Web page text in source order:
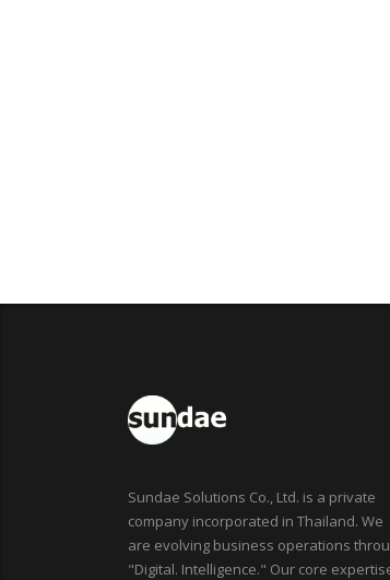
Sundae Solutions Co., Ltd. is a private
company incorporated in Thailand. We
are evolving business operations
"Digital. Intelligence." Our core